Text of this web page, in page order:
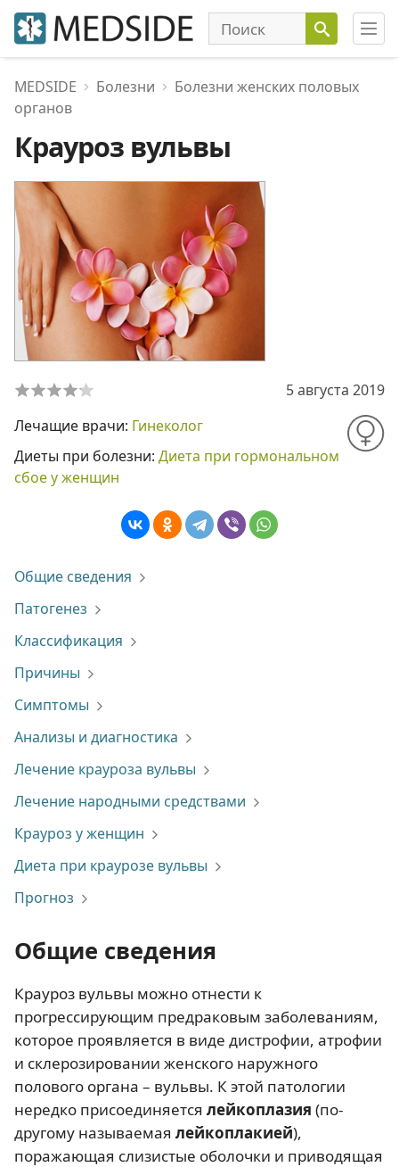
MEDSIDE Болезни
Болезни женских половых
органов
Крауроз вульвы
5 августа 2019
Лечащие врачи: Гинеколог
Диеты при болезни: Диета при гормональном
сбое у женщин
Общие сведения
Патогенез
Классификация
Причины
Симптомы
Анализы и диагностика
Лечение крауроза вульвы
Лечение народными средствами
Крауроз у женщин
Диета при краурозе вульвы
Прогноз
Общие сведения
Крауроз вульвы можно отнести к
прогрессирующим предраковым заболеваниям,
которое проявляется в виде дистрофии, атрофии
и склерозировании женского наружного
полового органа – вульвы. К этой патологии
нередко присоединяется лейкоплазия (по-
другому называемая лейкоплакией),
поражающая слизистые оболочки и приводящая